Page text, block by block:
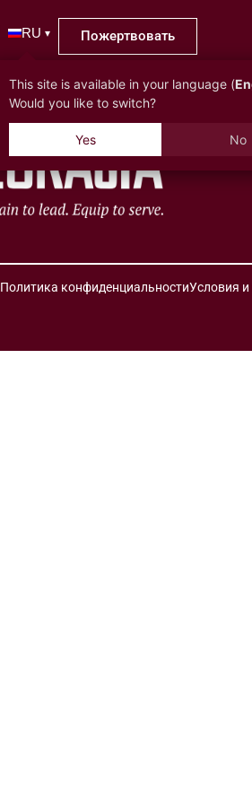
RU ▾ Пожертвовать
Политика конфиденциальностиУсловия
This site is available in your language (
Would you like to switch?
Yes No